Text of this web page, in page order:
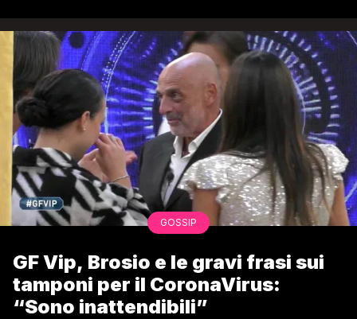
GOSSIP
GF Vip, Brosio e le gravi frasi sui
tamponi per il CoronaVirus:
“Sono inattendibili”